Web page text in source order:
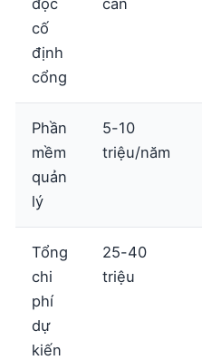
cố
định
cổng
Phần
mềm
quản
lý
5-10
triệu/năm
Tổng
chi
phí
dự
kiến
25-40
triệu